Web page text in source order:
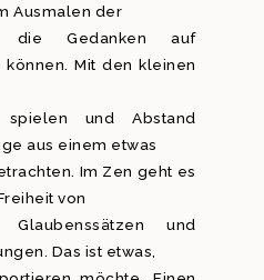
Ausmalen der
die Gedanken auf
Mit den kleinen
und Abstand
aus einem etwas
Im Zen geht es
von
und
Das ist etwas,